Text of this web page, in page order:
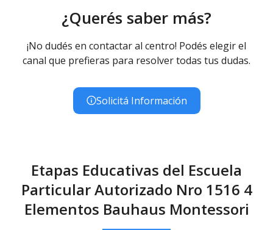
¿Querés saber más?
¡No dudés en contactar al centro! Podés elegir el
canal que prefieras para resolver todas tus dudas.
Solicitá Información
Etapas Educativas del Escuela
Particular Autorizado Nro 1516 4
Elementos Bauhaus Montessori